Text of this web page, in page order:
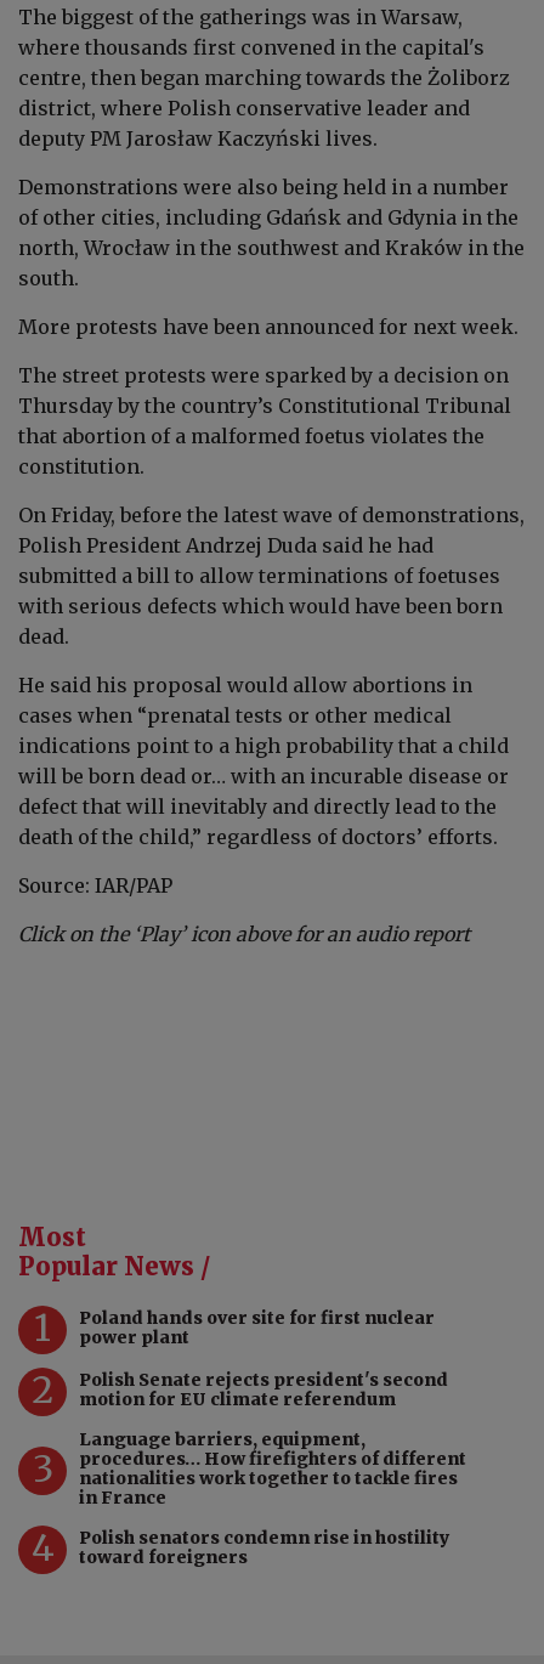
The biggest of the gatherings was in Warsaw,
where thousands first convened in the capital's
centre, then began marching towards the Żoliborz
district, where Polish conservative leader and
deputy PM Jarosław Kaczyński lives.
Demonstrations were also being held in a number
of other cities, including Gdańsk and Gdynia in the
north, Wrocław in the southwest and Kraków in the
south.
More protests have been announced for next week.
The street protests were sparked by a decision on
Thursday by the country’s Constitutional Tribunal
that abortion of a malformed foetus violates the
constitution.
On Friday, before the latest wave of demonstrations,
Polish President Andrzej Duda said he had
submitted a bill to allow terminations of foetuses
with serious defects which would have been born
dead.
He said his proposal would allow abortions in
cases when “prenatal tests or other medical
indications point to a high probability that a child
will be born dead or… with an incurable disease or
defect that will inevitably and directly lead to the
death of the child,” regardless of doctors’ efforts.
Source: IAR/PAP
Click on the ‘Play’ icon above for an audio report
Most
Popular News /
1
Poland hands over site for first nuclear
power plant
2
Polish Senate rejects president's second
motion for EU climate referendum
3
Language barriers, equipment,
procedures… How firefighters of different
nationalities work together to tackle fires
in France
4
Polish senators condemn rise in hostility
toward foreigners